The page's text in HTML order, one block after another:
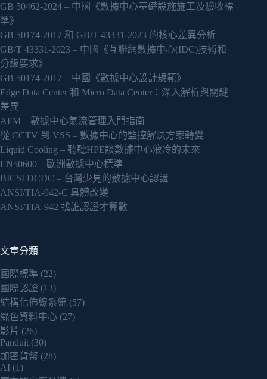
GB 50462-2024 – 中國《數據中心基礎設施施工及驗收標
準》
GB 50174-2017 和 GB/T 43331-2023 的核心差異分析
GB/T 43331-2023 – 中國《互聯網數據中心(IDC)技術和
分級要求》
GB 50174-2017 – 中國《數據中心設計規範》
Edge Data Center 和 Micro Data Center：深入解析與關鍵
差異
AFM – 數據中心氣流管理入門指南
從 CCTV 到 VSS – 數據中心的監控解決方案轉變
Liquid Cooling – 聽聽HPE談數據中心液冷的未來
EN50600 – 歐洲數據中心標準
BICSI DCDC – 台灣少見的數據中心認證
ANSI/TIA-942-C 具體改變
ANSI/TIA-942 找誰認證才算數
文章分類
國際標準 (22)
國際認證 (13)
結構化佈線系統 (57)
綠色資料中心 (27)
影片 (26)
Panduit (30)
加密貨幣 (28)
AI (1)